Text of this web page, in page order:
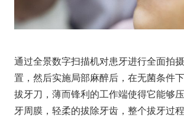
通过全景数字扫描机对患牙进行全面拍
置，然后实施局部麻醉后，在无菌条件
拔牙刀，薄而锋利的工作端使得它能够
牙周膜，轻柔的拔除牙齿，整个拔牙过